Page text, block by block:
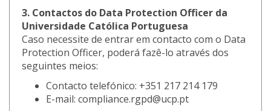
3. Contactos do Data Protection Officer da
Universidade Católica Portuguesa
Caso necessite de entrar em contacto com o Data
Protection Officer, poderá fazê-lo através dos
seguintes meios:
Contacto telefónico: +351 217 214 179
E-mail: compliance.rgpd@ucp.pt